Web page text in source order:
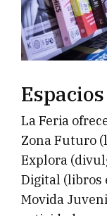
La Feria
Zona Futuro
Explora
Digital (libros
Movida